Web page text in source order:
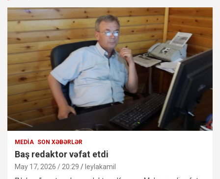
MEDIA SON XƏBƏRLƏR
Baş redaktor vəfat etdi
May 17, 2026 / 20:29 leylakamil